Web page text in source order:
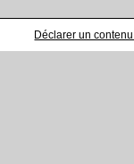
Déclarer un